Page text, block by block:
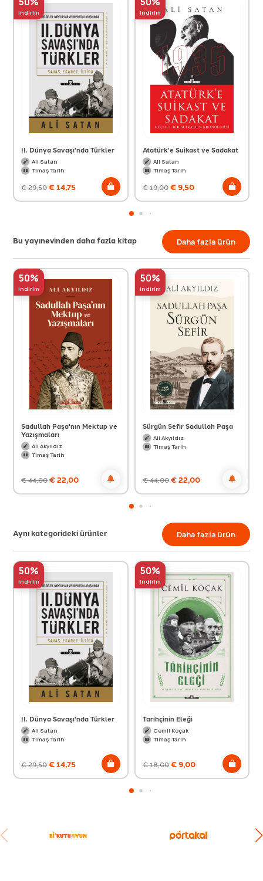
indirim
II. Dünya Savaşı'nda Türkler
Ali Satan
Timaş Tarih
€29,50€14,75
indirim
Atatürk'e Suikast ve Sadakat
Ali Satan
Timaş Tarih
€19,00€9,50
Bu yayınevinden daha fazla kitap Daha fazla ürün
50%
indirim
Sadullah Paşa'nın Mektup ve
Yazışmaları
Ali Akyıldız
Timaş Tarih
€44,00€22,00
50%
indirim
Sürgün Sefir Sadullah Paşa
Ali Akyıldız
Timaş Tarih
€44,00€22,00
Aynı kategorideki ürünler Daha fazla ürün
50%
indirim
II. Dünya Savaşı'nda Türkler
Ali Satan
Timaş Tarih
€29,50€14,75
50%
indirim
Tarihçinin Eleği
Cemil Koçak
Timaş Tarih
€18,00€9,00